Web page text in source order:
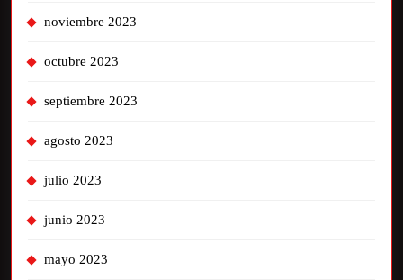
noviembre 2023
octubre 2023
septiembre 2023
agosto 2023
julio 2023
junio 2023
mayo 2023